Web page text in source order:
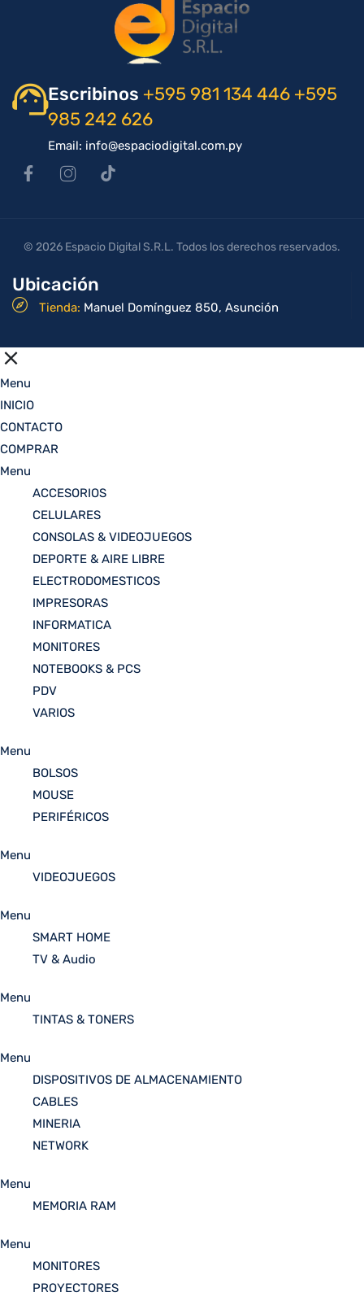
Escribinos +595 981 134 446 +595
985 242 626
Email: info@espaciodigital.com.py
Ubicación
Tienda: Manuel Domínguez 850, Asunción
© 2026 Espacio Digital S.R.L. Todos los derechos reservados.
Menu
INICIO
CONTACTO
COMPRAR
Menu
ACCESORIOS
CELULARES
CONSOLAS & VIDEOJUEGOS
DEPORTE & AIRE LIBRE
ELECTRODOMESTICOS
IMPRESORAS
INFORMATICA
MONITORES
NOTEBOOKS & PCS
PDV
VARIOS
Menu
BOLSOS
MOUSE
PERIFÉRICOS
Menu
VIDEOJUEGOS
Menu
SMART HOME
TV & Audio
Menu
TINTAS & TONERS
Menu
DISPOSITIVOS DE ALMACENAMIENTO
CABLES
MINERIA
NETWORK
Menu
MEMORIA RAM
Menu
MONITORES
PROYECTORES